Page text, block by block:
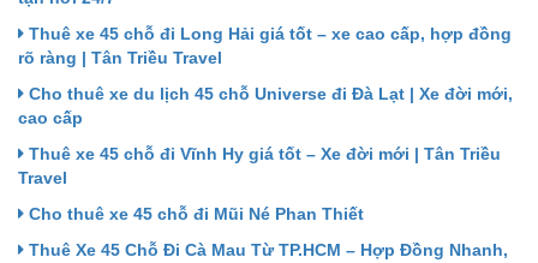
Thuê xe 45 chỗ đi Long Hải giá tốt – xe cao cấp, hợp đồng
rõ ràng | Tân Triều Travel
Cho thuê xe du lịch 45 chỗ Universe đi Đà Lạt | Xe đời mới,
cao cấp
Thuê xe 45 chỗ đi Vĩnh Hy giá tốt – Xe đời mới | Tân Triều
Travel
Cho thuê xe 45 chỗ đi Mũi Né Phan Thiết
Thuê Xe 45 Chỗ Đi Cà Mau Từ TP.HCM – Hợp Đồng Nhanh,